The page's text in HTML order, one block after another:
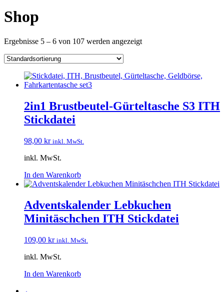
Shop
Ergebnisse 5 – 6 von 107 werden angezeigt
2in1 Brustbeutel-Gürteltasche S3 ITH
Stickdatei
98,00 kr inkl. MwSt.
inkl. MwSt.
In den Warenkorb
Adventskalender Lebkuchen
Minitäschchen ITH Stickdatei
109,00 kr inkl. MwSt.
inkl. MwSt.
In den Warenkorb